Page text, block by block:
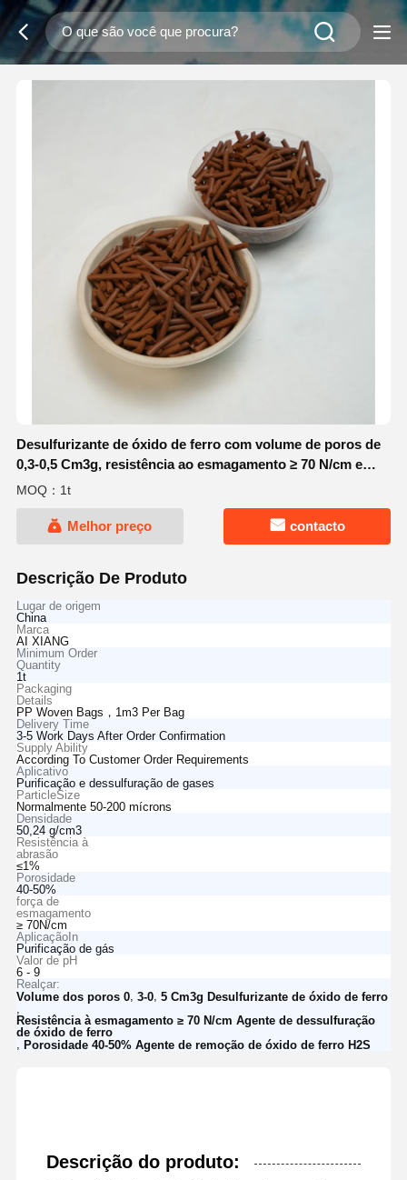
Desulfurizante de óxido de ferro com volume de poros de
0,3-0,5 Cm3g, resistência ao esmagamento ≥ 70 N/cm e
porosidade de 40-50% para purificação de gases
MOQ：1t
Melhor preço contacto
Descrição De Produto
Lugar de origem
China
Marca
AI XIANG
Minimum Order
Quantity
1t
Packaging
Details
PP Woven Bags，1m3 Per Bag
Delivery Time
3-5 Work Days After Order Confirmation
Supply Ability
According To Customer Order Requirements
Aplicativo
Purificação e dessulfuração de gases
ParticleSize
Normalmente 50-200 mícrons
Densidade
50,24 g/cm3
Resistência à
abrasão
≤1%
Porosidade
40-50%
força de
esmagamento
≥ 70N/cm
AplicaçãoIn
Purificação de gás
Valor de pH
6 - 9
Realçar:
Volume dos poros 0, 3-0, 5 Cm3g Desulfurizante de óxido de ferro
Resistência à esmagamento ≥ 70 N/cm Agente de dessulfuração
de óxido de ferro
Porosidade 40-50% Agente de remoção de óxido de ferro H2S
Descrição do produto: